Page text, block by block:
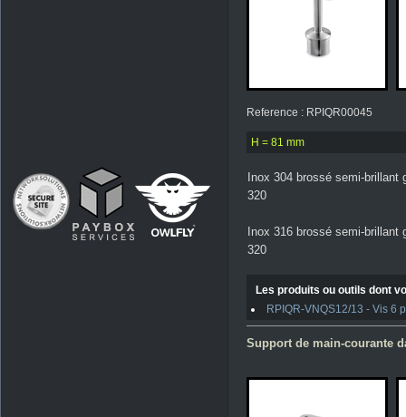
Reference : RPIQR00045
H = 81 mm
Inox 304 brossé semi-brillant
320
Inox 316 brossé semi-brillant
320
Les produits ou outils dont
RPIQR-VNQS12/13 - Vis 6
Support de main-courante